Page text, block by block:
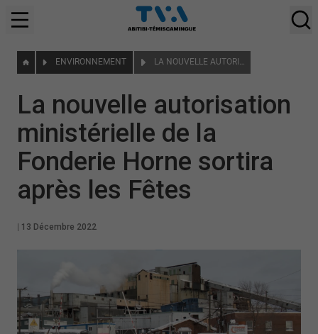
ENVIRONNEMENT LA NOUVELLE AUTORISATION MINISTÉRIELLE DE LA FONDERIE HORNE SORTIRA APRÈS LES FÊTES
La nouvelle autorisation
ministérielle de la
Fonderie Horne sortira
après les Fêtes
13 Décembre 2022